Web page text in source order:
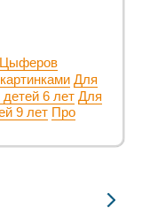
Цыферов
Для
6 лет Для
9 лет Про